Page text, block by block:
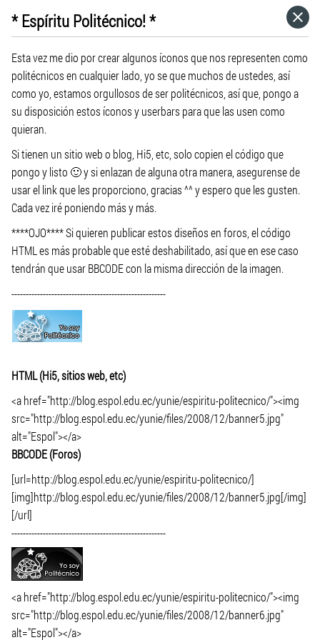
* Espíritu Politécnico! *
Esta vez me dio por crear algunos íconos que nos representen como
politécnicos en cualquier lado, yo se que muchos de ustedes, así
como yo, estamos orgullosos de ser politécnicos, así que, pongo a
su disposición estos íconos y userbars para que las usen como
quieran.
Si tienen un sitio web o blog, Hi5, etc, solo copien el código que
pongo y listo 🙂 y si enlazan de alguna otra manera, asegurense de
usar el link que les proporciono, gracias ^^ y espero que les gusten.
Cada vez iré poniendo más y más.
****OJO**** Si quieren publicar estos diseños en foros, el código
HTML es más probable que esté deshabilitado, así que en ese caso
tendrán que usar BBCODE con la misma dirección de la imagen.
------------------------------------------------------
HTML (Hi5, sitios web, etc)
<a href="http://blog.espol.edu.ec/yunie/espiritu-politecnico/"><img
src="http://blog.espol.edu.ec/yunie/files/2008/12/banner5.jpg"
alt="Espol"></a>
BBCODE (Foros)
[url=http://blog.espol.edu.ec/yunie/espiritu-politecnico/]
[img]http://blog.espol.edu.ec/yunie/files/2008/12/banner5.jpg[/img]
[/url]
------------------------------------------------------
<a href="http://blog.espol.edu.ec/yunie/espiritu-politecnico/"><img
src="http://blog.espol.edu.ec/yunie/files/2008/12/banner6.jpg"
alt="Espol"></a>
HOME
CATEGORÍAS
IR A
VISITA EL SITIO WEB